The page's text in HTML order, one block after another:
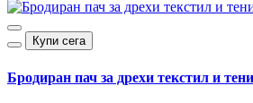
Купи сега
Бродиран пач за дрехи текстил и